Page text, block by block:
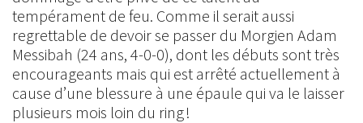
tempérament de feu. Comme il serait aussi
regrettable de devoir se passer du Morgien Adam
Messibah (24 ans, 4-0-0), dont les débuts sont très
encourageants mais qui est arrêté actuellement à
cause d’une blessure à une épaule qui va le laisser
plusieurs mois loin du ring !